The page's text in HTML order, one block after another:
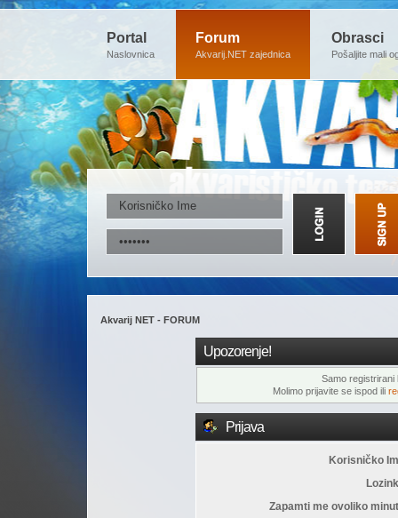
Portal
Naslovnica
Forum
Akvarij.NET zajednica
Obrasci
Pošaljite mali
Akvarij NET - FORUM
Upozorenje!
Samo registrirani
Molimo prijavite se ispod ili
Prijava
Korisničko
Zapamti me ovoliko